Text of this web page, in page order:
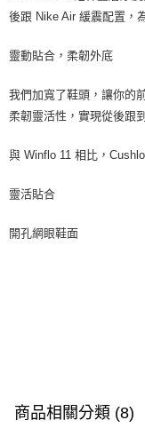
後跟 Nike Air 緩震配置，
靈動貼合，柔韌外底
我們加寬了鞋頭，讓你的
柔韌靈活性，實現從後跟
與 Winflo 11 相比，
靈活貼合
開孔網眼鞋面
商品相關分類 (8)